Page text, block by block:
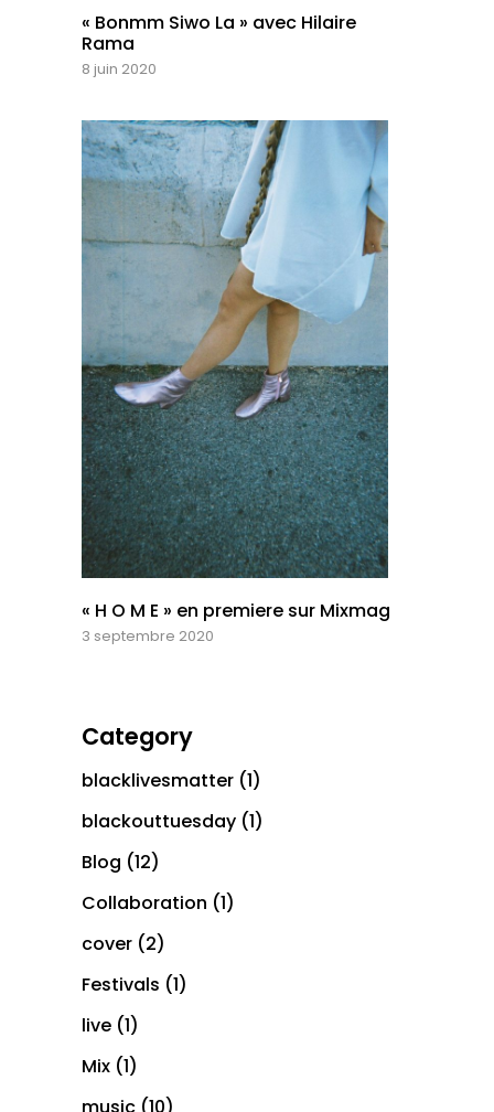
« Bonmm Siwo La » avec Hilaire
Rama
8 juin 2020
« H O M E » en premiere sur Mixmag
3 septembre 2020
Category
blacklivesmatter (1)
blackouttuesday (1)
Blog (12)
Collaboration (1)
cover (2)
Festivals (1)
live (1)
Mix (1)